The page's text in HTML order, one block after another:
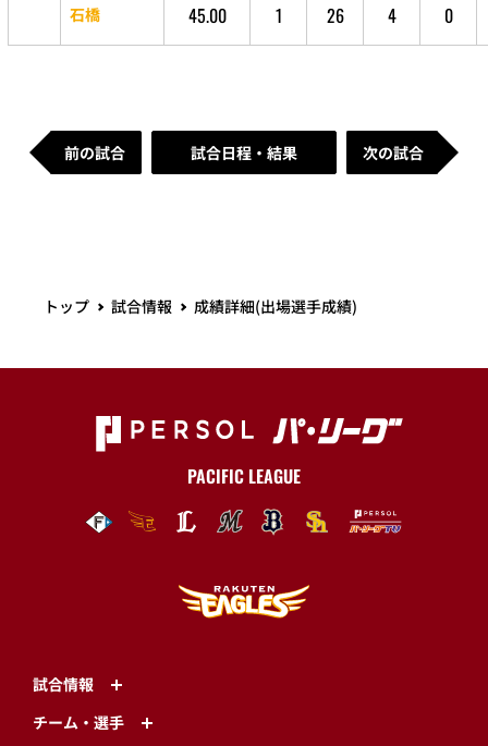
石橋 45.00 1 26 4 0
前の試合 試合日程・結果 次の試合
トップ 試合情報 成績詳細(出場選手成績)
PACIFIC LEAGUE
試合情報
チーム・選手